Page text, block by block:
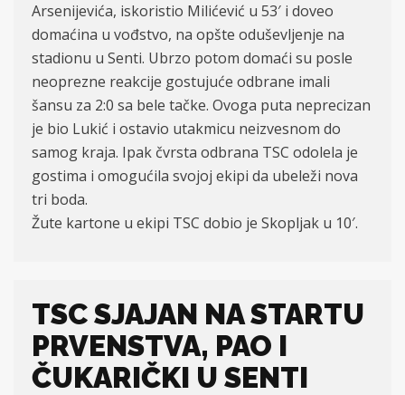
Arsenijevića, iskoristio Milićević u 53′ i doveo
domaćina u vođstvo, na opšte oduševljenje na
stadionu u Senti. Ubrzo potom domaći su posle
neoprezne reakcije gostujuće odbrane imali
šansu za 2:0 sa bele tačke. Ovoga puta neprecizan
je bio Lukić i ostavio utakmicu neizvesnom do
samog kraja. Ipak čvrsta odbrana TSC odolela je
gostima i omogućila svojoj ekipi da ubeleži nova
tri boda.
Žute kartone u ekipi TSC dobio je Skopljak u 10′.
TSC SJAJAN NA STARTU
PRVENSTVA, PAO I
ČUKARIČKI U SENTI